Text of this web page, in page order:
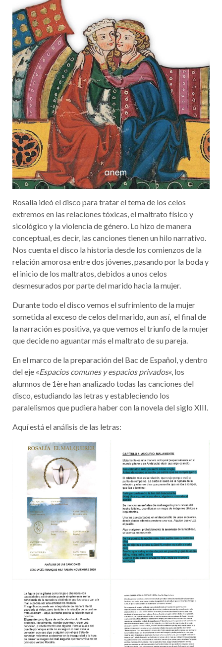
Rosalía ideó el disco para tratar el tema de los celos
extremos en las relaciones tóxicas, el maltrato físico y
sicológico y la violencia de género. Lo hizo de manera
conceptual, es decir, las canciones tienen un hilo narrativo.
Nos cuenta el disco la historia desde los comienzos de la
relación amorosa entre dos jóvenes, pasando por la boda y
el inicio de los maltratos, debidos a unos celos
desmesurados por parte del marido hacia la mujer.
Durante todo el disco vemos el sufrimiento de la mujer
sometida al exceso de celos del marido, aun así, el final de
la narración es positiva, ya que vemos el triunfo de la mujer
que decide no aguantar más el maltrato de su pareja.
En el marco de la preparación del Bac de Español, y dentro
del eje «Espacios comunes y espacios privados«, los
alumnos de 1ère han analizado todas las canciones del
disco, estudiando las letras y estableciendo los
paralelismos que pudiera haber con la novela del siglo XIII.
Aquí está el análisis de las letras: